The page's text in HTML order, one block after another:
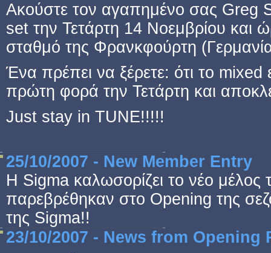
Ακούστε τον αγαπημένο σας Greg
set την Τετάρτη 14 Νοεμβρίου και
σταθμό της Φρανκφούρτη
Ένα πρέπει να ξέρετε: ότι το mixed
πρώτη φορά την Τετάρτη και
Just stay in TUNE!!!!!
25/10/2007 - New Member Entry
Η Sigma καλωσορίζει το νέο
παρεβρέθηκαν στο Opening της
της Sigma!!
23/10/2007 - News from Opening